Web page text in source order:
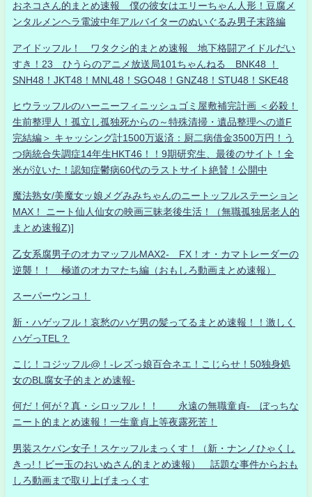
おネコさん的まとめ速報 僕の彼女はエリーちゃん人形！豆腐メ
ンタルメンヘラ電波中年アルバイターのぬいぐるみ男子末路編
アイドッフル！ ワタクシ的まとめ速報 地下格闘アイドルだい
すき！23 ひうらのアニメ放送局101ちゃんねる BNK48 ！
SNH48！JKT48！MNL48！SGO48！GNZ48！STU48！SKE48
ヒウラッフルのハーニーフィニッシュゴミ屋敷補完計画 ＜必殺！
生前整理人！孤立し孤独死からの～特殊清掃・遺品整理への道F
完結編＞ キャッシング計1500万返済：厨二病借金3500万円！う
つ病統合失調症14年生HKT46！！9期研究生、最後のサイト！全
米が泣いた！認知症鬱病60代のラストサイト絶賛！公開中
魔法熟女/美魔女ッ娘メグみみちゃんのニートッフルステーション
MAX！ ニート仙人仙女の映画三昧老後生活！（無職孤独居老人的
まとめ速報Z)]
乙女系腐男子のオカマッフルMAX2- FX！オ・カマトレーダーの
逆襲！！ 極道のオカマたち編（おもしろ動画まとめ速報）
スーパーウンコ！
新・ハゲッフル！哀愁のハゲ男の髪ってるまとめ速報！！激しく
ハゲっTEL？
こじ！コジッフル@！-レズっ娘百合ネエ！こじらせ！50独身処
女のBL腐女子的まとめ速報-
何だ！何が？真・シロッフル！！ 永遠の無職童貞- ぼっちな
ニート的まとめ速報！一生童貞上等夜露死苦！
男装スケバン女子！スケッフルまっくす！（新・ナンノひゃくし
きっ!！ビー玉のおいぬさん的まとめ速報） 話題な事件からおも
しろ動画まで取り上げまっくす